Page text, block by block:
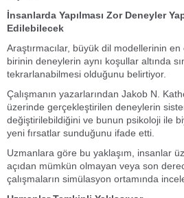
İnsanlarda Yapılması Zor Deneyler
Edilebilecek
Araştırmacılar, büyük dil modellerinin
birinin deneylerin aynı koşullar altında
tekrarlanabilmesi olduğunu belirtiyor.
Çalışmanın yazarlarından Jakob N.
üzerinde gerçekleştirilen deneylerin
değiştirilebildiğini ve bunun psikoloji ile
yeni fırsatlar sunduğunu ifade etti.
Uzmanlara göre bu yaklaşım, insanlar
açıdan mümkün olmayan veya son
çalışmaların simülasyon ortamında